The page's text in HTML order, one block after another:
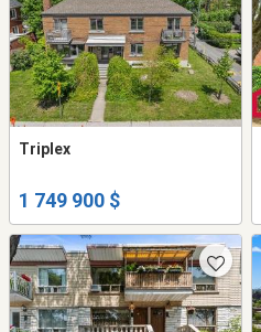
Triplex
1 749 900 $